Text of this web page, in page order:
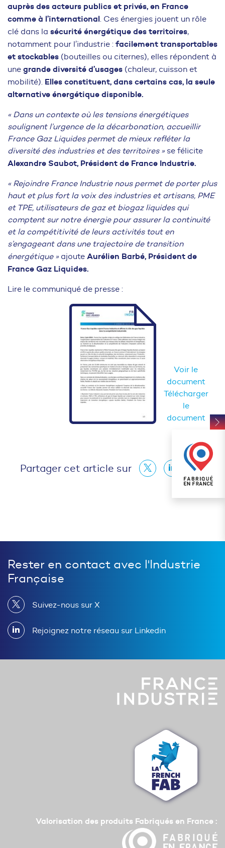
auprès des acteurs publics et privés, en France
comme à l’international . Ces énergies jouent un rôle
clé dans la sécurité énergétique des territoires,
notamment pour l’industrie : facilement transportables
et stockables (bouteilles ou citernes), elles répondent à
une grande diversité d’usages (chaleur, cuisson et
mobilité). Elles constituent, dans certains cas, la seule
alternative énergétique disponible.
« Dans un contexte où les tensions énergétiques
soulignent l’urgence de la décarbonation, accueillir
France Gaz Liquides permet de mieux refléter la
diversité des industries et des territoires » se félicite
Alexandre Saubot, Président de France Industrie.
« Rejoindre France Industrie nous permet de porter plus
haut et plus fort la voix des industries et artisans, PME
et TPE, utilisateurs de gaz et biogaz liquides qui
comptent sur notre énergie pour assurer la continuité
et la compétitivité de leurs activités tout en
s’engageant dans une trajectoire de transition
énergétique » ajoute Aurélien Barbé, Président de
France Gaz Liquides.
Lire le communiqué de presse :
Voir le
document
Télécharger
le
document
Partager cet article sur
Rester en contact avec l'Industrie
Française
Suivez-nous sur X
Rejoignez notre réseau sur Linkedin
Valorisation des produits Fabriqués en France :